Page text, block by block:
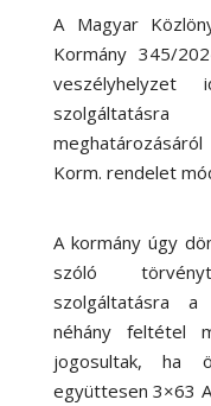
A Magyar
Kormány 345/
Korm. rendelet
A kormány úgy
szóló
szolgáltatásra
néhány feltétel
jogosultak, ha
együttesen 3×63